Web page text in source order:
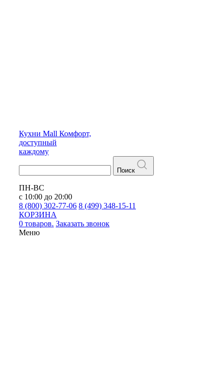
Кухни Mall Комфорт,
доступный
каждому
Поиск
ПН-ВС
с 10:00 до 20:00
8 (800) 302-77-06 8 (499) 348-15-11
КОРЗИНА
0 товаров. Заказать звонок
Меню